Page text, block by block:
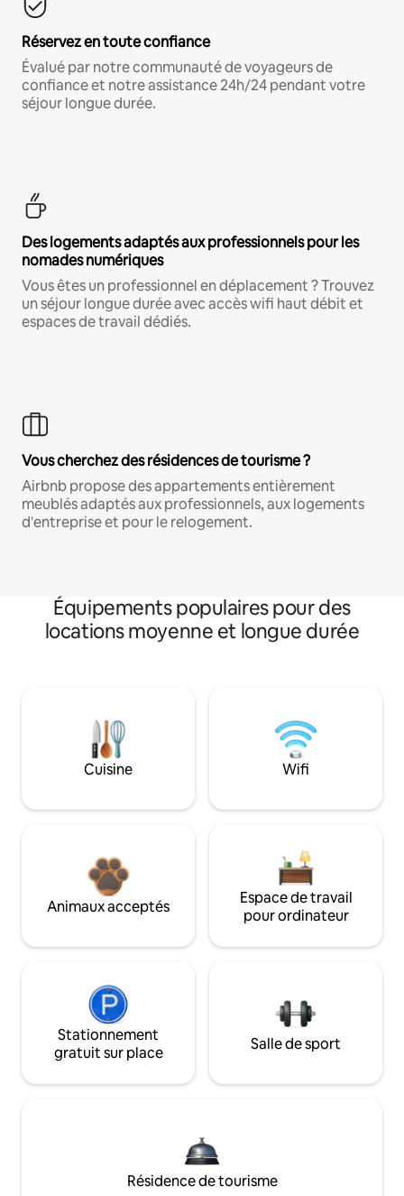
Réservez en toute confiance
Évalué par notre communauté de voyageurs de
confiance et notre assistance 24h/24 pendant votre
séjour longue durée.
Des logements adaptés aux professionnels pour les
nomades numériques
Vous êtes un professionnel en déplacement ? Trouvez
un séjour longue durée avec accès wifi haut débit et
espaces de travail dédiés.
Vous cherchez des résidences de tourisme ?
Airbnb propose des appartements entièrement
meublés adaptés aux professionnels, aux logements
d'entreprise et pour le relogement.
Équipements populaires pour des
locations moyenne et longue durée
Cuisine Wifi
Animaux acceptés
Espace de travail
pour ordinateur
Stationnement
gratuit sur place
Salle de sport
Résidence de tourisme